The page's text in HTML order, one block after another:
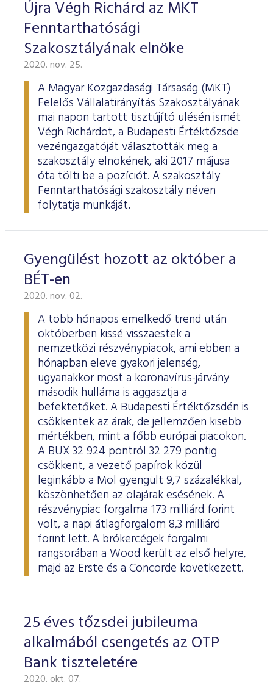
ESG Útmutató
Újra Végh Richárd az MKT
Fenntarthatósági
Szakosztályának elnöke
2020. nov. 25.
A Magyar Közgazdasági Társaság (MKT)
Felelős Vállalatirányítás Szakosztályának
mai napon tartott tisztújító ülésén ismét
Végh Richárdot, a Budapesti Értéktőzsde
vezérigazgatóját választották meg a
szakosztály elnökének, aki 2017 májusa
óta tölti be a pozíciót. A szakosztály
Fenntarthatósági szakosztály néven
folytatja munkáját.
Gyengülést hozott az október a
BÉT-en
2020. nov. 02.
A több hónapos emelkedő trend után
októberben kissé visszaestek a
nemzetközi részvénypiacok, ami ebben a
hónapban eleve gyakori jelenség,
ugyanakkor most a koronavírus-járvány
második hulláma is aggasztja a
befektetőket. A Budapesti Értéktőzsdén is
csökkentek az árak, de jellemzően kisebb
mértékben, mint a főbb európai piacokon.
A BUX 32 924 pontról 32 279 pontig
csökkent, a vezető papírok közül
leginkább a Mol gyengült 9,7 százalékkal,
köszönhetően az olajárak esésének. A
részvénypiac forgalma 173 milliárd forint
volt, a napi átlagforgalom 8,3 milliárd
forint lett. A brókercégek forgalmi
rangsorában a Wood került az első helyre,
majd az Erste és a Concorde következett.
25 éves tőzsdei jubileuma
alkalmából csengetés az OTP
Bank tiszteletére
2020. okt. 07.